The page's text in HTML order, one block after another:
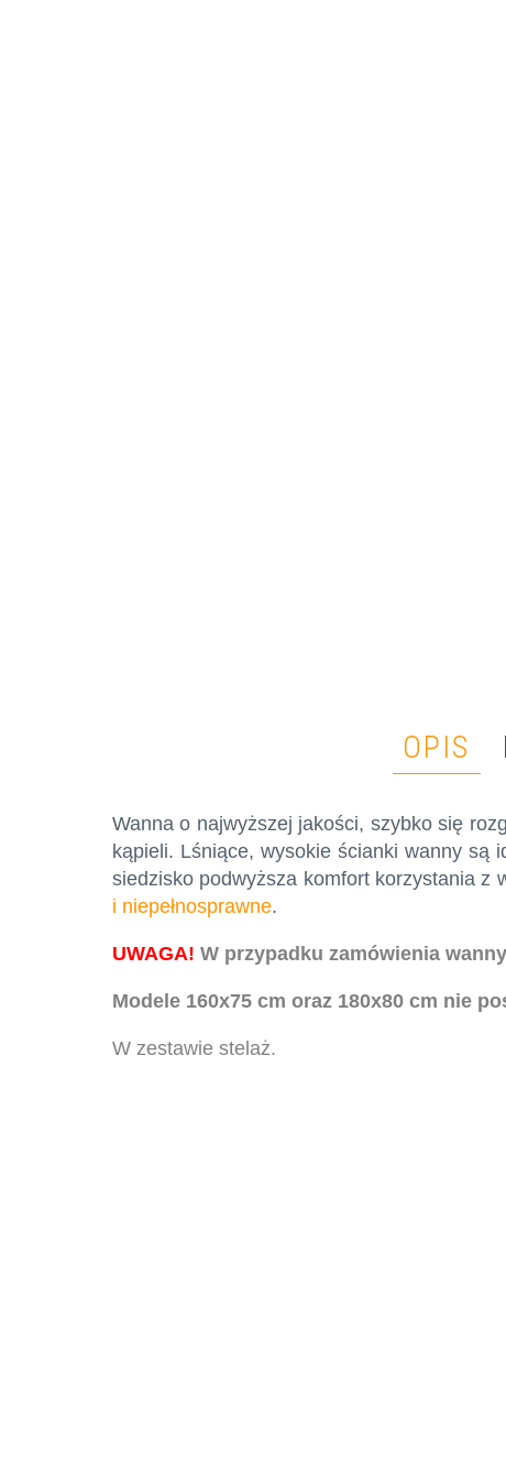
OPIS
Wanna o najwyższej jakości, szybko się
kąpieli. Lśniące, wysokie ścianki wanny są
siedzisko podwyższa komfort korzystania z
i niepełnosprawne.
UWAGA! W przypadku zamówienia
Modele 160x75 cm oraz 180x80 cm nie
W zestawie stelaż.